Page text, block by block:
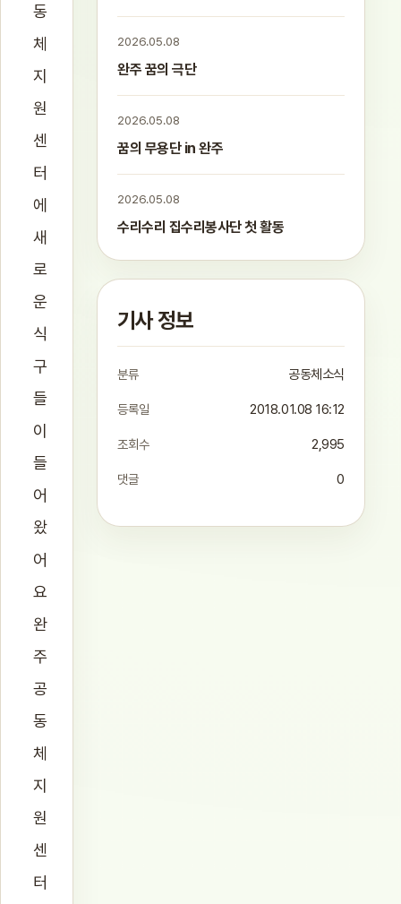
동
체
지
원
센
터
에
새
로
운
식
구
들
이
들
어
왔
어
요
완
주
공
동
체
지
원
센
터
2026.05.08
완주 꿈의 극단
2026.05.08
꿈의 무용단 in 완주
2026.05.08
수리수리 집수리봉사단 첫 활동
기사 정보
분류 공동체소식
등록일 2018.01.08 16:12
조회수 2,995
댓글 0